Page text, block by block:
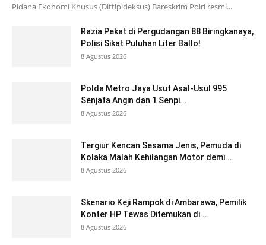
Pidana Ekonomi Khusus (Dittipideksus) Bareskrim Polri resmi...
Razia Pekat di Pergudangan 88 Biringkanaya,
Polisi Sikat Puluhan Liter Ballo!
8 Agustus 2026
Polda Metro Jaya Usut Asal-Usul 995
Senjata Angin dan 1 Senpi...
8 Agustus 2026
Tergiur Kencan Sesama Jenis, Pemuda di
Kolaka Malah Kehilangan Motor demi...
8 Agustus 2026
Skenario Keji Rampok di Ambarawa, Pemilik
Konter HP Tewas Ditemukan di...
8 Agustus 2026